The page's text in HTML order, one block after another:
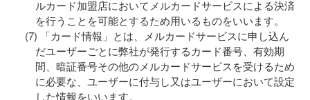
ルカード加盟店においてメルカードサービスによる決済
を行うことを可能とするため用いるものをいいます。
「カード情報」とは、メルカードサービスに申し込ん
だユーザーごとに弊社が発行するカード番号、有効期
間、暗証番号その他のメルカードサービスを受けるため
に必要な、ユーザーに付与し又はユーザーにおいて設定
した情報をいいます。